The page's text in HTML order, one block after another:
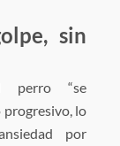
sin
perro “se
progresivo, lo
por